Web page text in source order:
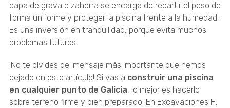
capa de grava o zahorra se encarga de repartir el peso de
forma uniforme y proteger la piscina frente a la humedad.
Es una inversión en tranquilidad, porque evita muchos
problemas futuros.
¡No te olvides del mensaje más importante que hemos
dejado en este artículo! Si vas a construir una piscina
en cualquier punto de Galicia, lo mejor es hacerlo
sobre terreno firme y bien preparado. En Excavaciones H.